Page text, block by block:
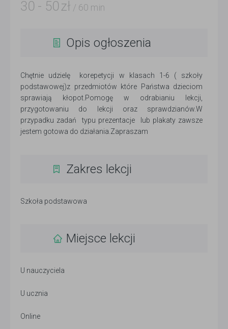
30 - 50 zł / 60 min
Opis ogłoszenia
Chętnie udzielę korepetycji w klasach 1-6 ( szkoły
podstawowej)z przedmiotów które Państwa dzieciom
sprawiają kłopot.Pomogę w odrabianiu lekcji,
przygotowaniu do lekcji oraz sprawdzianów.W
przypadku zadań typu prezentacje lub plakaty zawsze
jestem gotowa do działania.Zapraszam
Zakres lekcji
Szkoła podstawowa
Miejsce lekcji
U nauczyciela
U ucznia
Online